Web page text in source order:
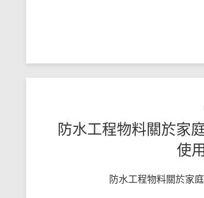
防水工程物料關於家
使
防水工程物料關於家